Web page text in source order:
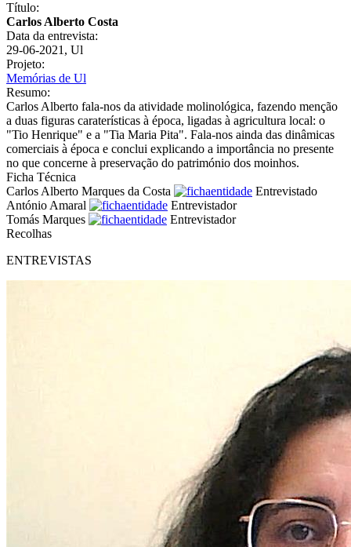
Título:
Carlos Alberto Costa
Data da entrevista:
29-06-2021, Ul
Projeto:
Memórias de Ul
Resumo:
Carlos Alberto fala-nos da atividade molinológica, fazendo menção
a duas figuras caraterísticas à época, ligadas à agricultura local: o
"Tio Henrique" e a "Tia Maria Pita". Fala-nos ainda das dinâmicas
comerciais à época e conclui explicando a importância no presente
no que concerne à preservação do património dos moinhos.
Ficha Técnica
Carlos Alberto Marques da Costa
Entrevistado
António Amaral
Entrevistador
Tomás Marques
Entrevistador
Recolhas
ENTREVISTAS